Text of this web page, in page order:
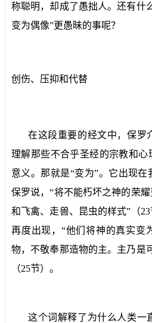
称聪明，却成了愚拙人。还有什
变为偶像”更愚昧的事呢？
创伤、压抑和代替
在这段重要的经文中，保罗
理解那些不合乎圣经的宗教和
意义。那就是“变为”。它出现在
保罗说，“将不能朽坏之神的荣
和飞禽、走兽、昆虫的样式”（23
再度出现，“他们将神的真实变
物，不敬奉那造物的主。主乃是
（25节）。
这个词解释了为什么人类一